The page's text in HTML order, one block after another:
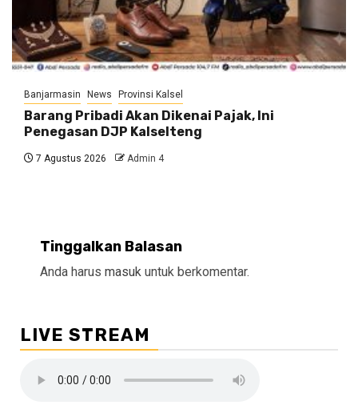
Banjarmasin News Provinsi Kalsel
Barang Pribadi Akan Dikenai Pajak, Ini
Penegasan DJP Kalselteng
7 Agustus 2026 Admin 4
Tinggalkan Balasan
Anda harus masuk untuk berkomentar.
LIVE STREAM